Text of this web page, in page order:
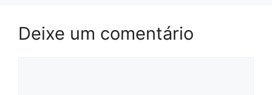
Deixe um comentário